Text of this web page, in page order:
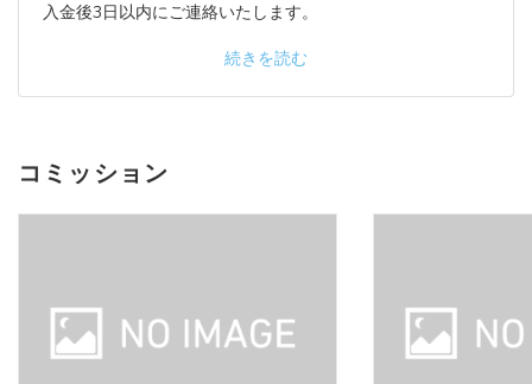
入金後3日以内にご連絡いたします。
続きを読む
コミッション